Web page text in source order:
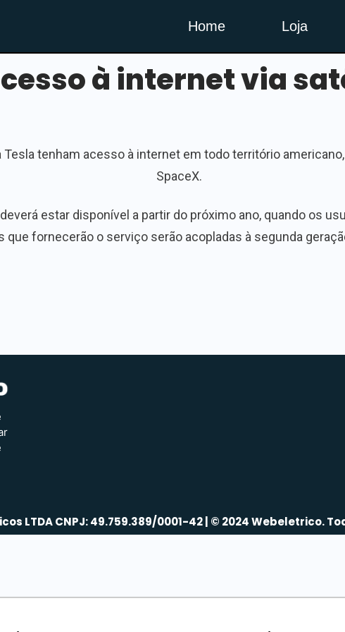
Home Loja
à internet via
tenham acesso à internet em todo território
SpaceX.
estar disponível a partir do próximo ano, quando os
fornecerão o serviço serão acopladas à segunda
LTDA CNPJ: 49.759.389/0001-42 | © 2024 Webeletrico.